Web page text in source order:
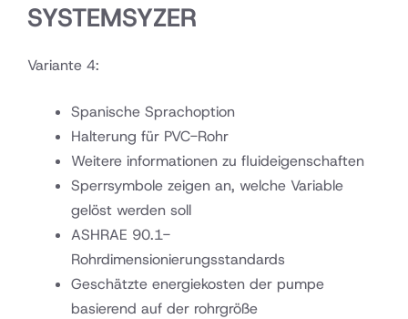
SYSTEMSYZER
Variante 4:
Spanische Sprachoption
Halterung für PVC-Rohr
Weitere informationen zu fluideigenschaften
Sperrsymbole zeigen an, welche Variable
gelöst werden soll
ASHRAE 90.1-
Rohrdimensionierungsstandards
Geschätzte energiekosten der pumpe
basierend auf der rohrgröße